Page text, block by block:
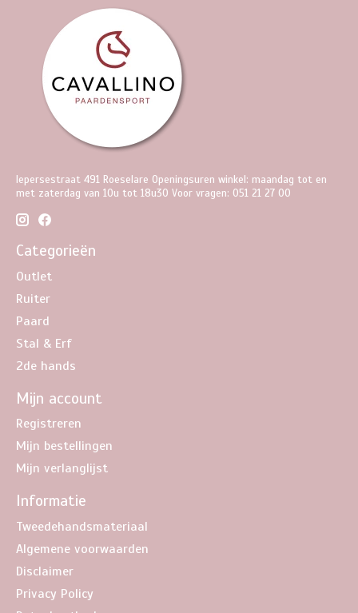
Iepersestraat 491 Roeselare Openingsuren winkel: maandag tot en
met zaterdag van 10u tot 18u30 Voor vragen: 051 21 27 00
Categorieën
Outlet
Ruiter
Paard
Stal & Erf
2de hands
Mijn account
Registreren
Mijn bestellingen
Mijn verlanglijst
Informatie
Tweedehandsmateriaal
Algemene voorwaarden
Disclaimer
Privacy Policy